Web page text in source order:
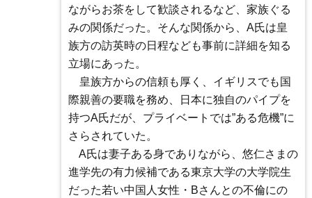
ながらお茶をして歓談されるなど、家族ぐる
みの関係だった。そんな関係から、A氏は皇
族方の訪英時の日程なども事前に詳細を知る
立場にあった。
皇族方からの信頼も厚く、イギリスでも国
際親善の要職を務め、日本に独自のパイプを
持つA氏だが、プライベートでは”ある危機”に
さらされていた。
A氏は妻子ある身でありながら、悠仁さまの
進学先の有力候補である東京大学の大学院生
だった若い中国人女性・Bさんとの不倫にの